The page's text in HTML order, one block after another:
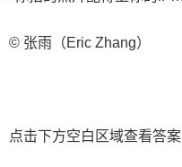
© 张雨（Eric Zhang）
点击下方空白区域查看答案